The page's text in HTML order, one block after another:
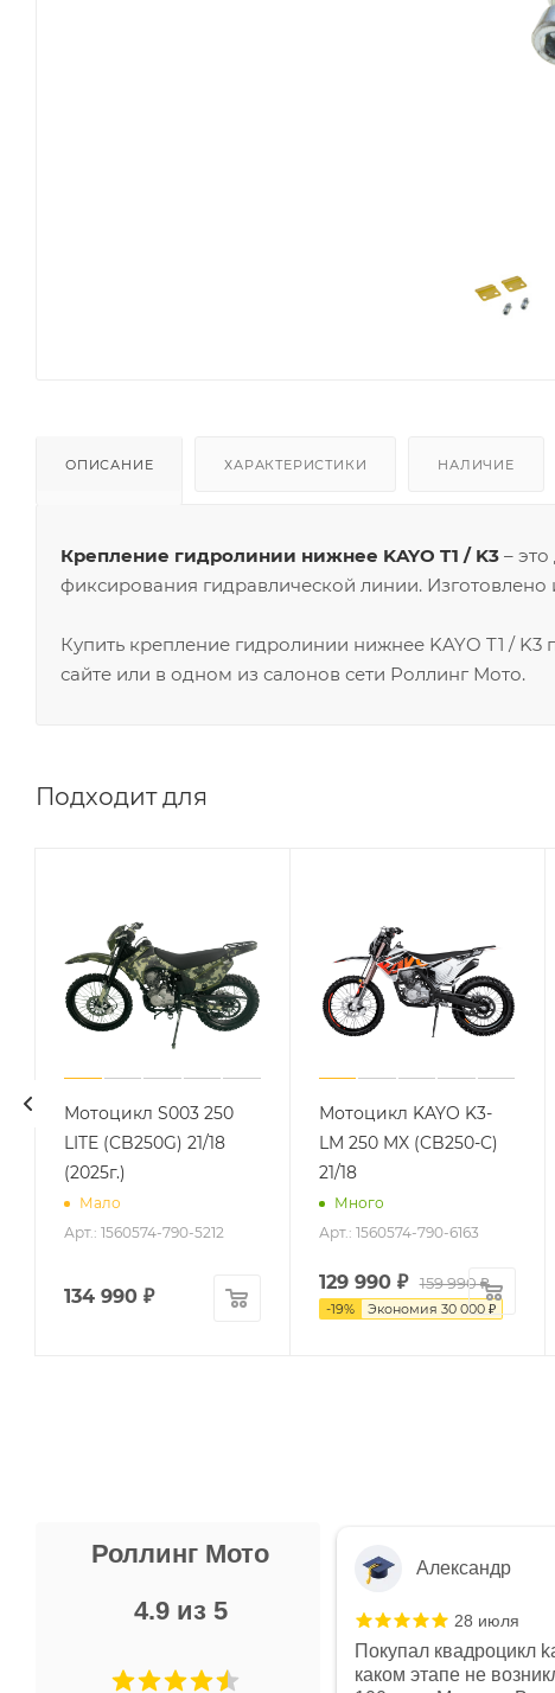
ОПИСАНИЕ ХАРАКТЕРИСТИКИ НАЛИЧИЕ
Крепление гидролинии нижнее KAYO T1 / K3 –
фиксирования гидравлической линии. Изготовлено
Купить крепление гидролинии нижнее KAYO T1 /
сайте или в одном из салонов сети Роллинг Мото.
Подходит для
Мотоцикл S003 250
LITE (CB250G) 21/18
(2025г.)
Мало
Арт.: 1560574-790-5212
134 990 ₽
Мотоцикл KAYO K3-
LM 250 MX (CB250-C)
21/18
Много
Арт.: 1560574-790-6163
129 990₽ 159 990₽
-19% Экономия 30 000₽
Роллинг Мото
4.9 из 5
Не понравились условия
Александр
28 июля
Покупал квадроцикл
каком этапе не